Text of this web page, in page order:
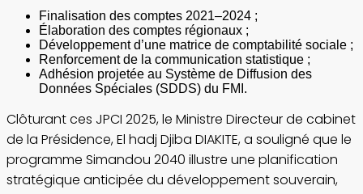
Finalisation des comptes 2021–2024 ;
Élaboration des comptes régionaux ;
Développement d’une matrice de comptabilité sociale ;
Renforcement de la communication statistique ;
Adhésion projetée au Système de Diffusion des
Données Spéciales (SDDS) du FMI.
Clôturant ces JPCI 2025, le Ministre Directeur de cabinet
de la Présidence, El hadj Djiba DIAKITE, a souligné que le
programme Simandou 2040 illustre une planification
stratégique anticipée du développement souverain,